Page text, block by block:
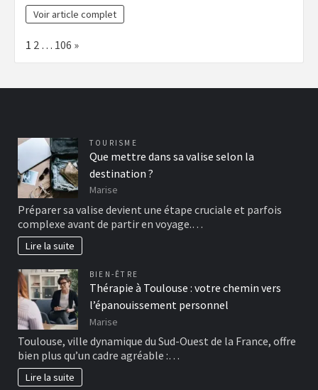
Voir article complet
Page:
1 2 … 106 Next
»
TOURISME
Que mettre dans sa valise selon la
destination ?
Marise
Préparer sa valise devient une étape cruciale et parfois
complexe avant de partir en voyage.…
Lire la suite
BIEN-ÊTRE
Thérapie à Toulouse : votre chemin vers
l’épanouissement personnel
Marise
Toulouse, ville dynamique du Sud-Ouest de la France, offre
bien plus qu’un cadre agréable :…
Lire la suite